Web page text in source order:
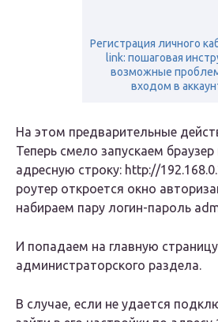
Регистрация личного
link: пошаговая
возможные
входом в
На этом предварительные
Теперь смело запускаем
адресную строку: http://
роутер откроется окно
набираем пару логин-пароль
И попадаем на главную страницу
администраторского раздела.
В случае, если не удается